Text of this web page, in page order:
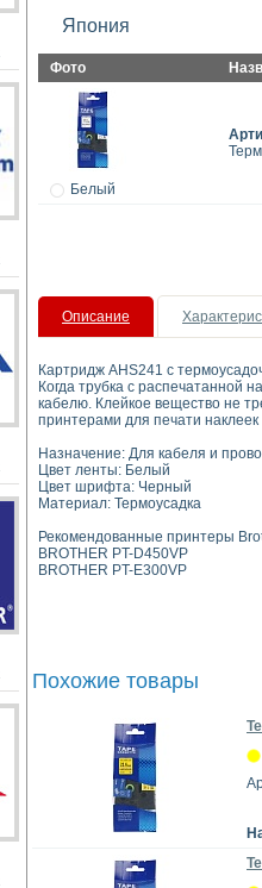
Япония
Фото
Белый
Описание
Картридж AHS241 с
Когда трубка с распечатанной
кабелю. Клейкое вещество не
принтерами для печати
Назначение: Для кабеля и
Цвет ленты: Белый
Цвет шрифта: Черный
Материал: Термоусадка
Рекомендованные принтеры
BROTHER PT-D450VP
BROTHER PT-E300VP
Похожие товары